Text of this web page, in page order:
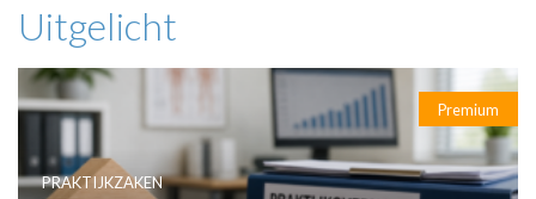
Uitgelicht
Premium
PRAKTIJKZAKEN